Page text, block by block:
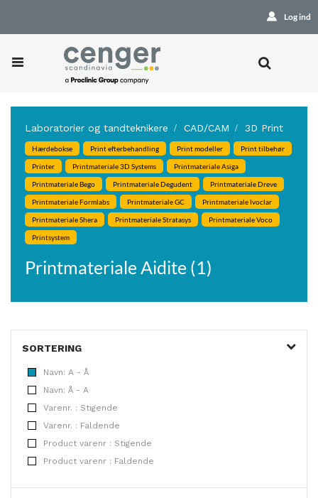
Log ind
Laboratorier og tandteknikere CAD/CAM 3D Print
Hærdebokse Print efterbehandling Print modeller Print tilbehør
Printer Printmateriale 3D Systems Printmateriale Asiga
Printmateriale Bego Printmateriale Degudent Printmateriale Dreve
Printmateriale Formlabs Printmateriale GC Printmateriale Ivoclar
Printmateriale Shera Printmateriale Stratasys Printmateriale Voco
Printsystem
Printmateriale Aidite (1)
SORTERING
Navn: A - Å
Navn: Å - A
Varenr. : Stigende
Varenr. : Faldende
Product varenr : Stigende
Product varenr : Faldende